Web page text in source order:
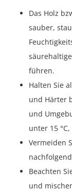
Das Holz
sauber,
führen.
Halten Sie
und Härter
und
unter 15
Vermeiden
Beachten
und